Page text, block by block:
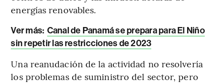
energías renovables.
Ver más: Canal de Panamá se prepara para El Niño
sin repetir las restricciones de 2023
Una reanudación de la actividad no resolvería
los problemas de suministro del sector, pero